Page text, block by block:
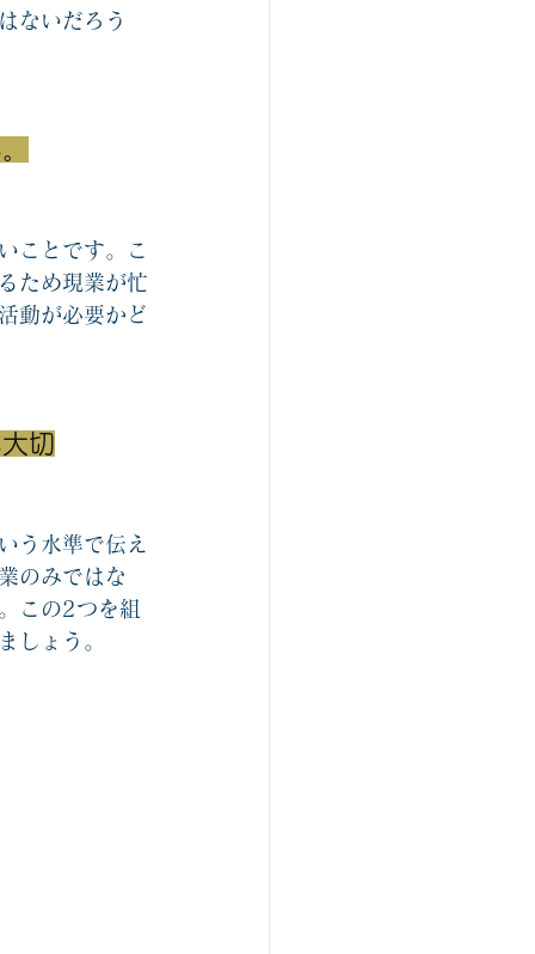
ないだろう
ことです。こ
ため現業が忙
動が必要かど
切
う水準で伝え
のみではな
この2つを組
しょう。